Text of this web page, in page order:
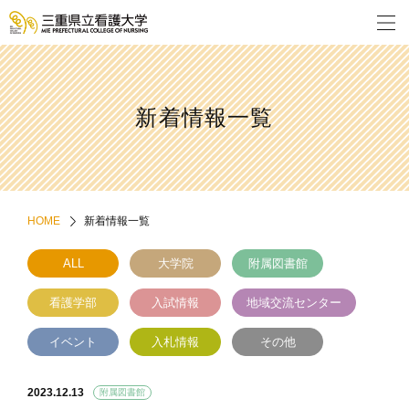
新着情報一覧
HOME 新着情報一覧
ALL 大学院 附属図書館
看護学部 入試情報 地域交流センター
イベント 入札情報 その他
2023.12.13 附属図書館